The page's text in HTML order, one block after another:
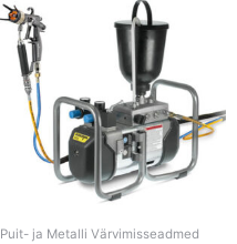
Puit- ja Metalli Värvimisseadmed